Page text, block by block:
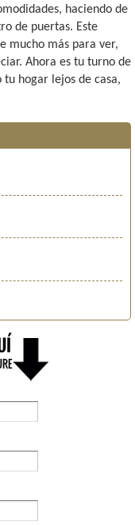
haciendo de
de puertas. Este
mucho más para ver,
Ahora es tu turno de
tu hogar lejos de casa,